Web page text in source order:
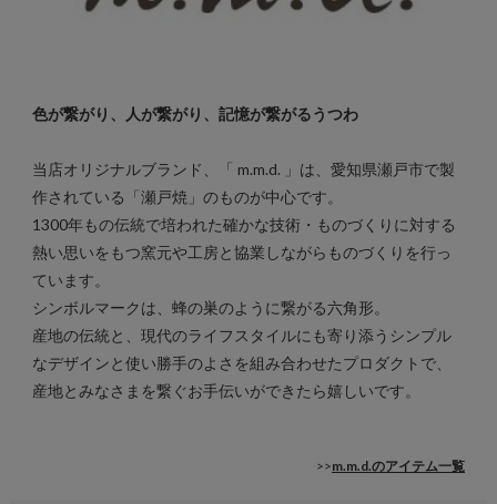
色が繋がり、人が繋がり、記憶が繋がるうつわ
当店オリジナルブランド、「 m.m.d. 」は、愛知県瀬戸市で製
作されている「瀬戸焼」のものが中心です。
1300年もの伝統で培われた確かな技術・ものづくりに対する
熱い思いをもつ窯元や工房と協業しながらものづくりを行っ
ています。
シンボルマークは、蜂の巣のように繋がる六角形。
産地の伝統と、現代のライフスタイルにも寄り添うシンプル
なデザインと使い勝手のよさを組み合わせたプロダクトで、
産地とみなさまを繋ぐお手伝いができたら嬉しいです。
>>m.m.d.のアイテム一覧